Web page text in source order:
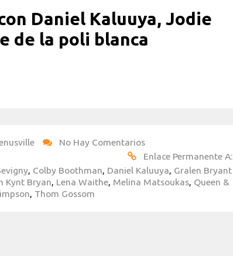
Daniel Kaluuya, Jodie
de la poli blanca
No Hay Comentarios
Enlace Permanente A:
, Colby Boothman, Daniel Kaluuya, Gralen Bryant
Kynt Bryan, Lena Waithe, Melina Matsoukas, Queen &
, Thom Gossom